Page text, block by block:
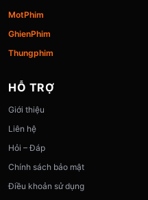
MotPhim
GhienPhim
Thungphim
HỖ TRỢ
Giới thiệu
Liên hệ
Hỏi – Đáp
Chính sách bảo mật
Điều khoản sử dụng